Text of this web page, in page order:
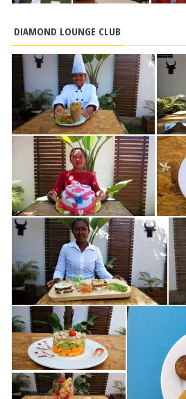
DIAMOND LOUNGE CLUB